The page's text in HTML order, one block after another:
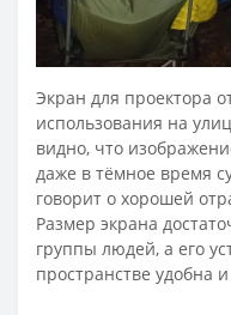
Экран для проектора
использования на
видно, что
даже в тёмное время
говорит о хорошей
Размер экрана
группы людей, а его
пространстве удобна